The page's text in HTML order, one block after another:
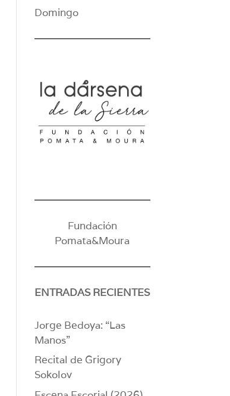
Domingo
Fundación
Pomata&Moura
ENTRADAS RECIENTES
Jorge Bedoya: “Las
Manos”
Recital de Grigory
Sokolov